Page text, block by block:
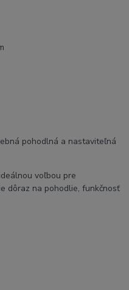
pohodlná a nastaviteľná
voľbou pre
dôraz na pohodlie, funkčnosť